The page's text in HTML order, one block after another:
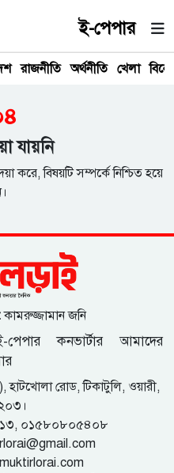
ই-পেপার
রাজনীতি অর্থনীতি খেলা
যায়নি
করে, বিষয়টি সম্পর্কে নিশ্চিত হয়ে
কামরুজ্জামান জনি
পেপার কনভার্টার
আমাদের
রোড, টিকাটুলি, ওয়ারী,
০১৫৮০৮০৫৪০৮